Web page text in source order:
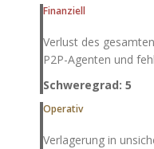
Finanziell
Verlust des
P2P-Agenten und
Schweregrad: 5
Operativ
Verlagerung in